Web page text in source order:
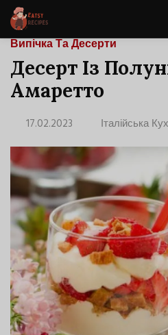
Випічка Та Десерти
Десерт Із
Амаретто
17.02.2023 Італійська